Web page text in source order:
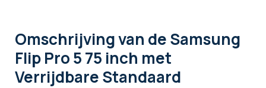
Omschrijvingvan de Samsung
Flip Pro 5 75 inch met
Verrijdbare Standaard